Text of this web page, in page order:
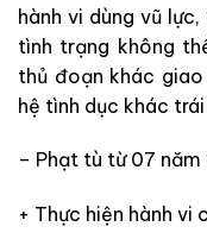
hành vi dùng vũ
tình trạng không
thủ đoạn khác
hệ tình dục khác
– Phạt tù từ 07 năm
+ Thực hiện hành vi